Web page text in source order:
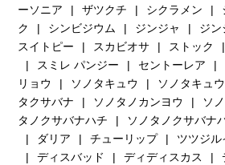
ーソニア
ザツクチ シクラメン
ク
シンビジウム ジンジャ ジン
スイトピー
スカビオサ ストック
スミレ パンジー
セントーレア
リョウ
ソノタキュウ ソノタキュ
タクサバナ
ソノタノカンヨウ ソ
タノクサバナハチ
ソノタノクサバナ
ダリア
チューリップ ツツジル
ディスバッド
ディディスカス